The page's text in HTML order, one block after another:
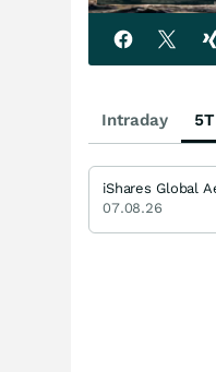
Intraday 5T
07.08.26